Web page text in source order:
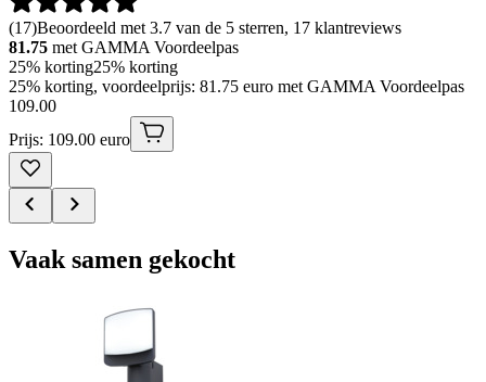
(17)Beoordeeld met 3.7 van de 5 sterren, 17 klantreviews
81.75 met GAMMA Voordeelpas
25% korting25% korting
25% korting, voordeelprijs: 81.75 euro met GAMMA Voordeelpas
109.00
Prijs: 109.00 euro
Vaak samen gekocht